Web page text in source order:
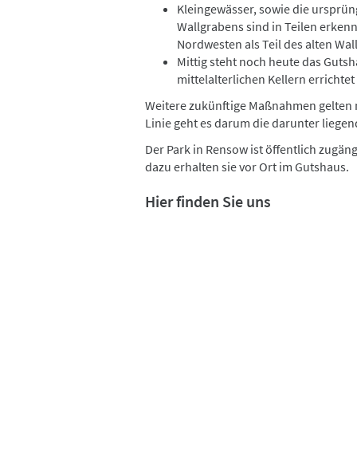
Kleingewässer, sowie die
Wallgrabens sind in Teilen
Nordwesten als Teil des alten
Mittig steht noch heute das
mittelalterlichen Kellern errichtet
Weitere zukünftige Maßnahmen
Linie geht es darum die darunter
Der Park in Rensow ist öffentlich
dazu erhalten sie vor Ort im Gutshaus.
Hier finden Sie uns